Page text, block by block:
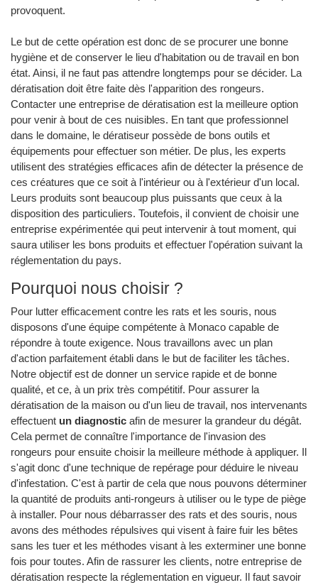
provoquent.
Le but de cette opération est donc de se procurer une bonne
hygiène et de conserver le lieu d'habitation ou de travail en bon
état. Ainsi, il ne faut pas attendre longtemps pour se décider. La
dératisation doit être faite dès l'apparition des rongeurs.
Contacter une entreprise de dératisation est la meilleure option
pour venir à bout de ces nuisibles. En tant que professionnel
dans le domaine, le dératiseur possède de bons outils et
équipements pour effectuer son métier. De plus, les experts
utilisent des stratégies efficaces afin de détecter la présence de
ces créatures que ce soit à l'intérieur ou à l'extérieur d'un local.
Leurs produits sont beaucoup plus puissants que ceux à la
disposition des particuliers. Toutefois, il convient de choisir une
entreprise expérimentée qui peut intervenir à tout moment, qui
saura utiliser les bons produits et effectuer l'opération suivant la
réglementation du pays.
Pourquoi nous choisir ?
Pour lutter efficacement contre les rats et les souris, nous
disposons d'une équipe compétente à Monaco capable de
répondre à toute exigence. Nous travaillons avec un plan
d'action parfaitement établi dans le but de faciliter les tâches.
Notre objectif est de donner un service rapide et de bonne
qualité, et ce, à un prix très compétitif. Pour assurer la
dératisation de la maison ou d'un lieu de travail, nos intervenants
effectuent un diagnostic afin de mesurer la grandeur du dégât.
Cela permet de connaître l'importance de l'invasion des
rongeurs pour ensuite choisir la meilleure méthode à appliquer. Il
s'agit donc d'une technique de repérage pour déduire le niveau
d'infestation. C'est à partir de cela que nous pouvons déterminer
la quantité de produits anti-rongeurs à utiliser ou le type de piège
à installer. Pour nous débarrasser des rats et des souris, nous
avons des méthodes répulsives qui visent à faire fuir les bêtes
sans les tuer et les méthodes visant à les exterminer une bonne
fois pour toutes. Afin de rassurer les clients, notre entreprise de
dératisation respecte la réglementation en vigueur. Il faut savoir